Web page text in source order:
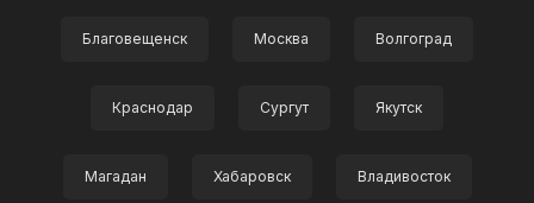
Благовещенск Москва Волгоград
Краснодар Сургут Якутск
Магадан Хабаровск Владивосток
г. Благовещенск
8(924) 443 93 43